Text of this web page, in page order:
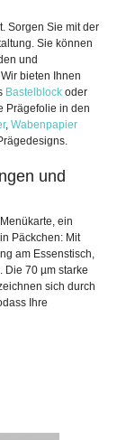
Sorgen Sie mit der
Sie können
und
bieten Ihnen
Bastelblock oder
Prägefolie in den
, Wabenpapier
und
ein
Päckchen: Mit
am Essenstisch,
Die 70 µm starke
sich durch
Ihre